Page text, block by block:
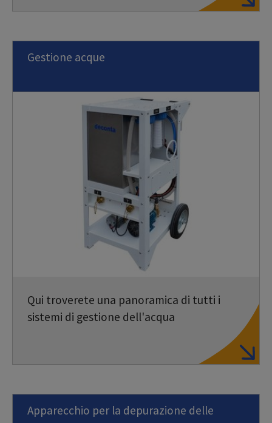
Gestione acque
Qui troverete una panoramica di tutti i
sistemi di gestione dell'acqua
Apparecchio per la depurazione delle